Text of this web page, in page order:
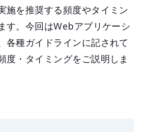
施を推奨する頻度やタイミン
す。今回はWebアプリケーシ
各種ガイドラインに記されて
度・タイミングをご説明しま